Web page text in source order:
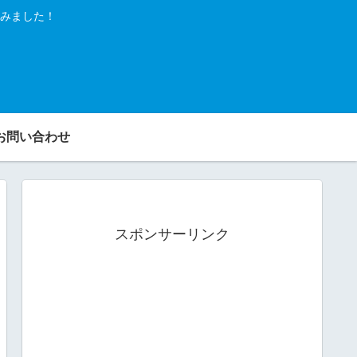
ました！
問い合わせ
スポンサーリンク